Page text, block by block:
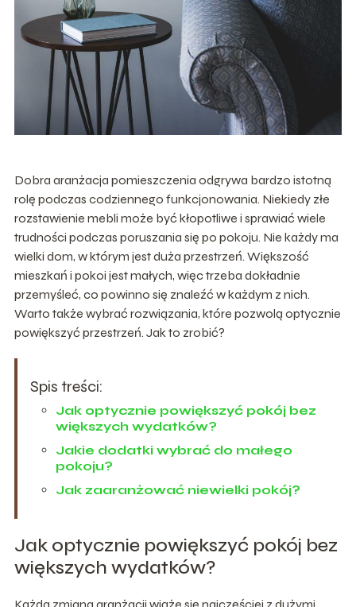
Dobra aranżacja pomieszczenia odgrywa bardzo istotną
rolę podczas codziennego funkcjonowania. Niekiedy złe
rozstawienie mebli może być kłopotliwe i sprawiać wiele
trudności podczas poruszania się po pokoju. Nie każdy ma
wielki dom, w którym jest duża przestrzeń. Większość
mieszkań i pokoi jest małych, więc trzeba dokładnie
przemyśleć, co powinno się znaleźć w każdym z nich.
Warto także wybrać rozwiązania, które pozwolą optycznie
powiększyć przestrzeń. Jak to zrobić?
Spis treści:
Jak optycznie powiększyć pokój bez
większych wydatków?
Jakie dodatki wybrać do małego
pokoju?
Jak zaaranżować niewielki pokój?
Jak optycznie powiększyć pokój bez
większych wydatków?
Każda zmiana aranżacji wiąże się najczęściej z dużymi